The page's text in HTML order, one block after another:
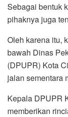
Sebagai bentuk
pihaknya juga
Oleh karena itu,
bawah Dinas
(DPUPR) Kota
jalan sementara
Kepala DPUPR
memberikan